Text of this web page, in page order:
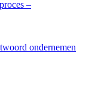
–
ondernemen